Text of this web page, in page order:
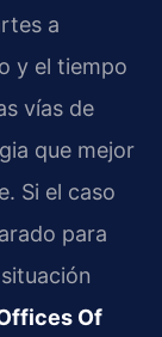
a
y el tiempo
vías de
que mejor
Si el caso
para
Of